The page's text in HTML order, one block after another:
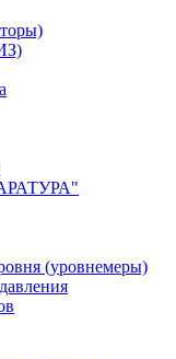
(уровнемеры)